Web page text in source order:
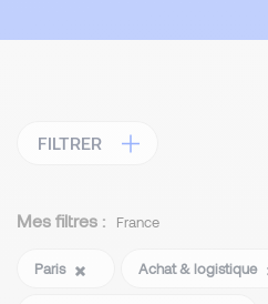
FILTRER
Mes filtres : France
Paris Achat & logistique